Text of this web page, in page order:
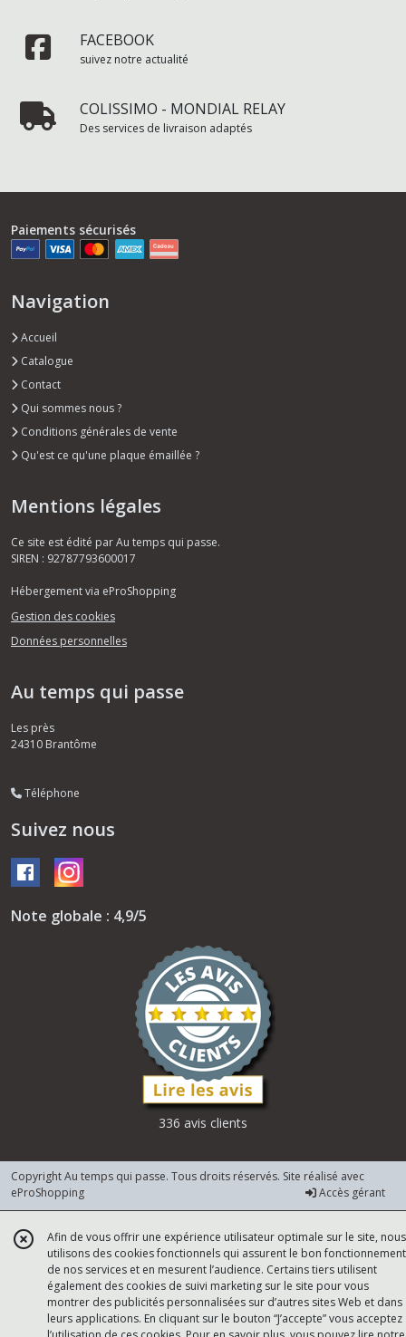
FACEBOOK
suivez notre actualité
COLISSIMO - MONDIAL RELAY
Des services de livraison adaptés
Paiements sécurisés
Navigation
Accueil
Catalogue
Contact
Qui sommes nous ?
Conditions générales de vente
Qu'est ce qu'une plaque émaillée ?
Mentions légales
Ce site est édité par Au temps qui passe.
SIREN : 92787793600017
Hébergement via eProShopping
Gestion des cookies
Données personnelles
Au temps qui passe
Les près
24310 Brantôme
Téléphone
Suivez nous
Note globale : 4,9/5
336 avis clients
Copyright Au temps qui passe. Tous droits réservés. Site réalisé avec
eProShopping
Accès gérant
Afin de vous offrir une expérience utilisateur optimale sur le site, nous
utilisons des cookies fonctionnels qui assurent le bon fonctionnement
de nos services et en mesurent l’audience. Certains tiers utilisent
également des cookies de suivi marketing sur le site pour vous
montrer des publicités personnalisées sur d’autres sites Web et dans
leurs applications. En cliquant sur le bouton “J’accepte” vous acceptez